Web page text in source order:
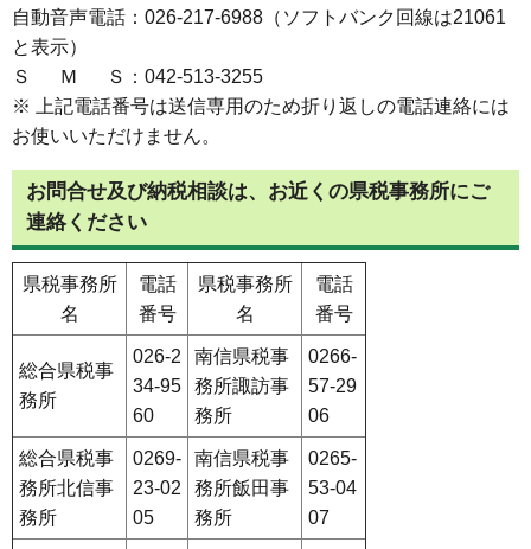
自動音声電話：026-217-6988（ソフトバンク回線は21061
と表示）
Ｓ Ｍ Ｓ：042-513-3255
※ 上記電話番号は送信専用のため折り返しの電話連絡には
お使いいただけません。
お問合せ及び納税相談は、お近くの県税事務所にご
連絡ください
県税事務所
名
電話
番号
県税事務所
名
電話
番号
総合県税事
務所
026-2
34-95
60
南信県税事
務所諏訪事
務所
0266-
57-29
06
総合県税事
務所北信事
務所
0269-
23-02
05
南信県税事
務所飯田事
務所
0265-
53-04
07